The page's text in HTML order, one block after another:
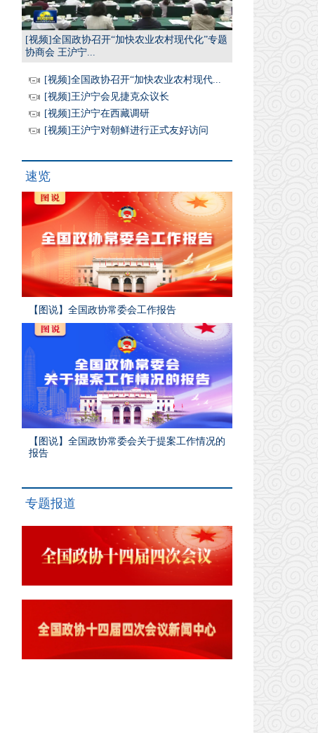
[视频]全国政协召开“加快农业农村现代化”专题
协商会 王沪宁...
[视频]全国政协召开“加快农业农村现代...
[视频]王沪宁会见捷克众议长
[视频]王沪宁在西藏调研
[视频]王沪宁对朝鲜进行正式友好访问
速览
【图说】全国政协常委会工作报告
【图说】全国政协常委会关于提案工作情况的
报告
专题报道